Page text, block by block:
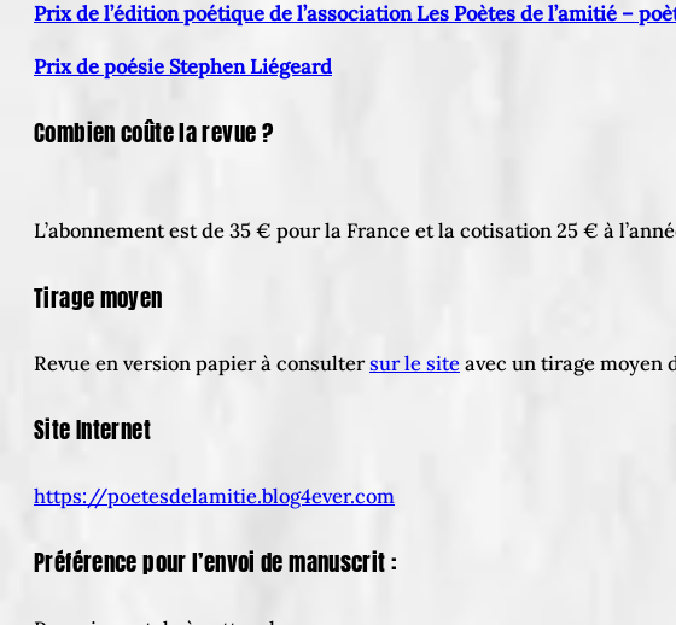
Prix de l’édition poétique de l’association Les Poètes de l’amitié –
Prix de poésie Stephen Liégeard
Combien coûte la revue ?
L’abonnement est de 35 € pour la France et la cotisation 25 € à
Tirage moyen
Revue en version papier à consultersur le site avec un tirage moyen
Site Internet
https://poetesdelamitie.blog4ever.com
Préférence pour l’envoi de manuscrit :